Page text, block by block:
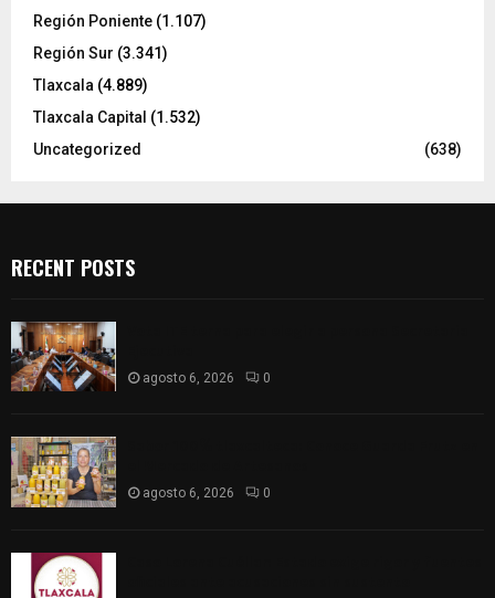
Región Poniente (1.107)
Región Sur (3.341)
Tlaxcala (4.889)
Tlaxcala Capital (1.532)
Uncategorized
(638)
RECENT POSTS
agosto 6, 2026 0
agosto 6, 2026 0